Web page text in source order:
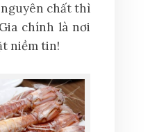
chất thì
chính là nơi
niềm tin!